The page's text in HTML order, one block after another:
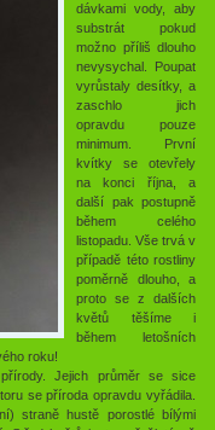
dávkami vody, aby
substrát pokud
možno příliš dlouho
nevysychal. Poupat
vyrůstaly desítky, a
zaschlo jich
opravdu pouze
minimum. První
kvítky se otevřely
na konci října, a
další pak postupně
během celého
listopadu. Vše trvá v
případě této rostliny
poměrně dlouho, a
proto se z dalších
květů těšíme i
během letošních
roku!
Jejich průměr se sice
se příroda opravdu vyřádila.
straně hustě porostlé bílými